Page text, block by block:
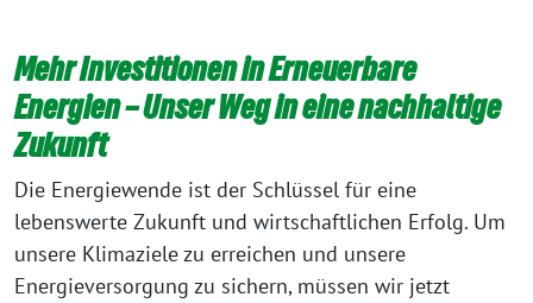
Mehr Investitionen in Erneuerbare
Energien – Unser Weg in eine nachhaltige
Zukunft
Die Energiewende ist der Schlüssel für eine
lebenswerte Zukunft und wirtschaftlichen Erfolg. Um
unsere Klimaziele zu erreichen und unsere
Energieversorgung zu sichern, müssen wir jetzt